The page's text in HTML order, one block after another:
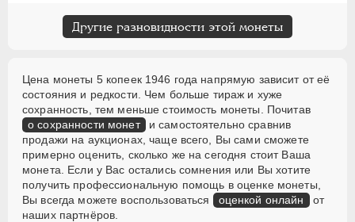
Другие разновидности этой монеты
Цена монеты 5 копеек 1946 года напрямую зависит от её
состояния и редкости. Чем больше тираж и хуже
сохранность, тем меньше стоимость монеты. Почитав
о сохранности монет и самостоятельно сравнив
продажи на аукционах, чаще всего, Вы сами сможете
примерно оценить, сколько же на сегодня стоит Ваша
монета. Если у Вас остались сомнения или Вы хотите
получить профессиональную помощь в оценке монеты,
Вы всегда можете воспользоваться
оценкой онлайн от
наших партнёров.